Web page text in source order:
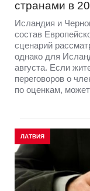
странами в
Исландия и
состав
сценарий
однако для
августа. Если
переговоров о
по оценкам,
ЛАТВИЯ